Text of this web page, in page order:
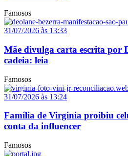
Famosos
31/07/2026 às 13:33
Mãe divulga carta escrita por
cadeia: leia
Famosos
31/07/2026 às 13:24
Família de Virginia proibiu
conta da influencer
Famosos